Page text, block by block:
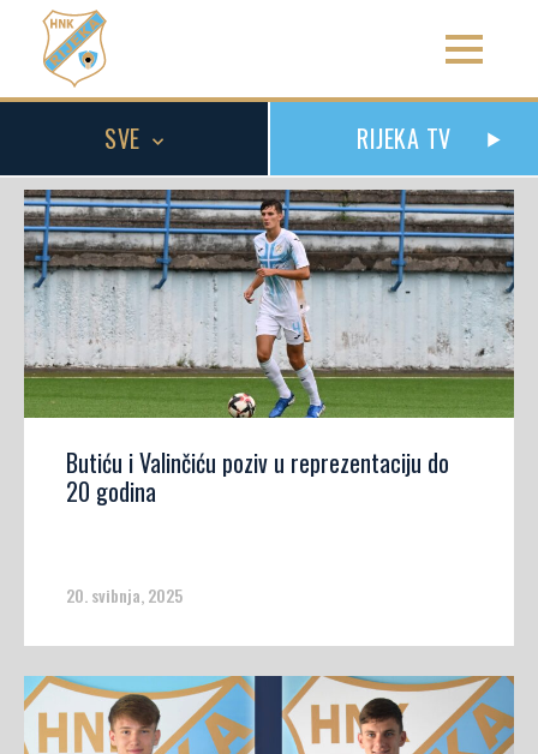
SVE RIJEKA TV
Butiću i Valinčiću poziv u reprezentaciju do
20 godina
20. svibnja, 2025